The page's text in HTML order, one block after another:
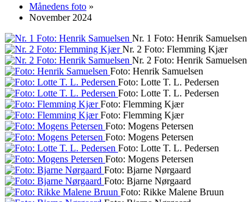
Månedens foto »
November 2024
Nr. 1 Foto: Henrik Samuelsen
Nr. 2 Foto: Flemming Kjær
Nr. 2 Foto: Henrik Samuelsen
Foto: Henrik Samuelsen
Foto: Lotte T. L. Pedersen
Foto: Lotte T. L. Pedersen
Foto: Flemming Kjær
Foto: Flemming Kjær
Foto: Mogens Petersen
Foto: Mogens Petersen
Foto: Lotte T. L. Pedersen
Foto: Mogens Petersen
Foto: Bjarne Nørgaard
Foto: Bjarne Nørgaard
Foto: Rikke Malene Bruun